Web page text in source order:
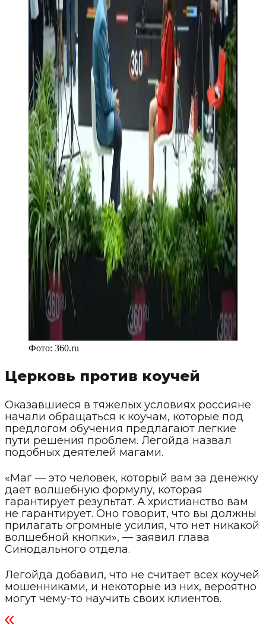
Фото: 360.ru
Церковь против коучей
Оказавшиеся в тяжелых условиях россияне
начали обращаться к коучам, которые под
предлогом обучения предлагают легкие
пути решения проблем. Легойда назвал
подобных деятелей магами.
«Маг — это человек, который вам за денежку
дает волшебную формулу, которая
гарантирует результат. А христианство вам
не гарантирует. Оно говорит, что вы должны
прилагать огромные усилия, что нет никакой
волшебной кнопки», — заявил глава
Синодального отдела.
Легойда добавил, что не считает всех коучей
мошенниками, и некоторые из них, вероятно
могут чему-то научить своих клиентов.